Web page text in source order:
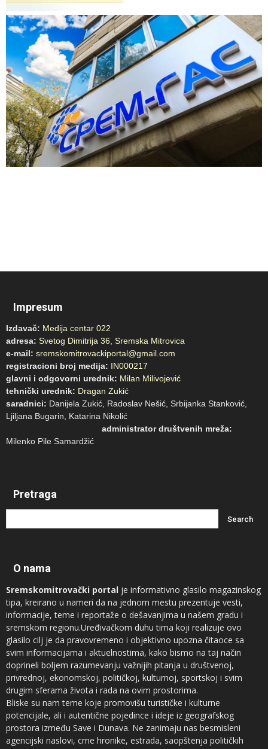
Impresum
Izdavač: Medija centar 022
adresa: Svetog Dimitrija 36, Sremska Mitrovica
e-mail: sremskomitrovackiportal@gmail.com
registracioni broj medija: IN000217
glavni i odgovorni urednik: Milan Milivojević
tehnički urednik: Dragan Zukić
saradnici: Danijela Zukić, Radoslav Nešić, Srbijanka Stanković,
Ljiljana Bugarin, Katarina Nikolić
administrator društvenih mreža:
Milenko Pile Samardžić
Pretraga
O nama
Sremskomitrovački portal je informativno glasilo magazinskog
tipa, kreirano u nameri da na jednom mestu prezentuje vesti,
informacije, teme i reportaže o dešavanjima u našem gradu i
sremskom regionu.Uređivačkom duhu tima koji realizuje ovo
glasilo cilj je da pravovremeno i objektivno upozna čitaoce sa
svim informacijama i aktuelnostima, kako bismo na taj način
doprineli boljem razumevanju važnijih pitanja u društvenoj,
privrednoj, ekonomskoj, političkoj, kulturnoj, sportskoj i svim
drugim sferama života i rada na ovim prostorima.
Bliske su nam teme koje promovišu turističke i kulturne
potencijale, ali i autentične pojedince i ideje iz geografskog
prostora između Save i Dunava. Ne zanimaju nas besmisleni
agencijski naslovi, crne hronike, estrada, saopštenja političkih